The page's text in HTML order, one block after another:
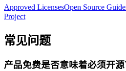
Approved LicensesOpen Source
Project
常见问题
产品免费是否意味着必须开源